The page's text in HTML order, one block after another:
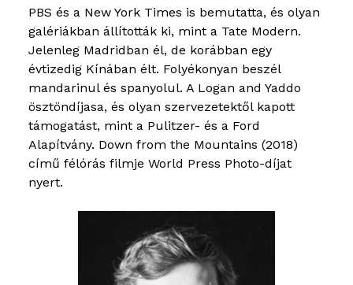
PBS és a New York Times is bemutatta, és olyan
galériákban állították ki, mint a Tate Modern.
Jelenleg Madridban él, de korábban egy
évtizedig Kínában élt. Folyékonyan beszél
mandarinul és spanyolul. A Logan and Yaddo
ösztöndíjasa, és olyan szervezetektől kapott
támogatást, mint a Pulitzer- és a Ford
Alapítvány. Down from the Mountains (2018)
című félórás filmje World Press Photo-díjat
nyert.